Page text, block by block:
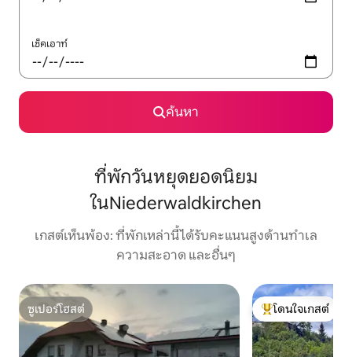
เช็คเอาท์
ค้นหา
ที่พักวันหยุดยอดนิยม
ในNiederwaldkirchen
เกสต์เห็นพ้อง: ที่พักเหล่านี้ได้รับคะแนนสูงด้านทำเล
ความสะอาด และอื่นๆ
ซูเปอร์โฮสต์
ซูเปอร์โฮสต์
โดนใจเกสต์ที่สุด
โดนใจเกสต์